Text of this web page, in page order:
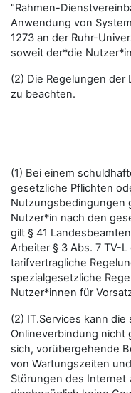
"Rahmen-
Anwendung von
1273 an der Ruhr-
soweit der*die
(2) Die Regelungen
zu beachten.
(1) Bei einem
gesetzliche Pflichten
Nutzungsbedingungen
Nutzer*in nach den
gilt § 41
Arbeiter § 3 Abs. 7 TV-
tarifvertragliche
spezialgesetzliche
Nutzer*innen für
(2) IT.Services kann
Onlineverbindung nicht
sich, vorübergehende
von Wartungszeiten
Störungen des Internet